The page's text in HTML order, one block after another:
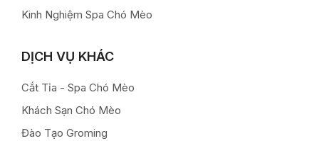
Kinh Nghiệm Spa Chó Mèo
DỊCH VỤ KHÁC
Cắt Tỉa - Spa Chó Mèo
Khách Sạn Chó Mèo
Đào Tạo Groming